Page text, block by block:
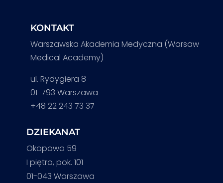
KONTAKT
Warszawska Akademia Medyczna (Warsaw
Medical Academy)
ul. Rydygiera 8
01-793 Warszawa
+48 22 243 73 37
DZIEKANAT
Okopowa 59
I piętro, pok. 101
01-043 Warszawa